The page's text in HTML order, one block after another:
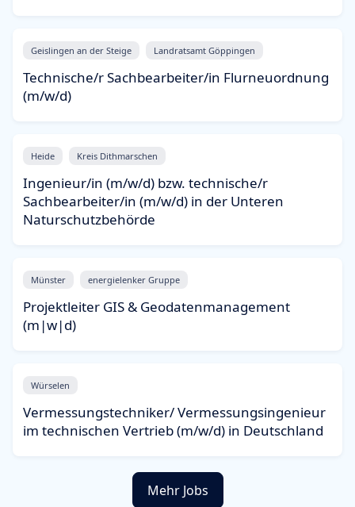
Geislingen an der Steige Landratsamt Göppingen
Technische/r Sachbearbeiter/in Flurneuordnung
(m/w/d)
Heide Kreis Dithmarschen
Ingenieur/in (m/w/d) bzw. technische/r
Sachbearbeiter/in (m/w/d) in der Unteren
Naturschutzbehörde
Münster energielenker Gruppe
Projektleiter GIS & Geodatenmanagement
(m|w|d)
Würselen
Vermessungstechniker/ Vermessungsingenieur
im technischen Vertrieb (m/w/d) in Deutschland
Mehr Jobs